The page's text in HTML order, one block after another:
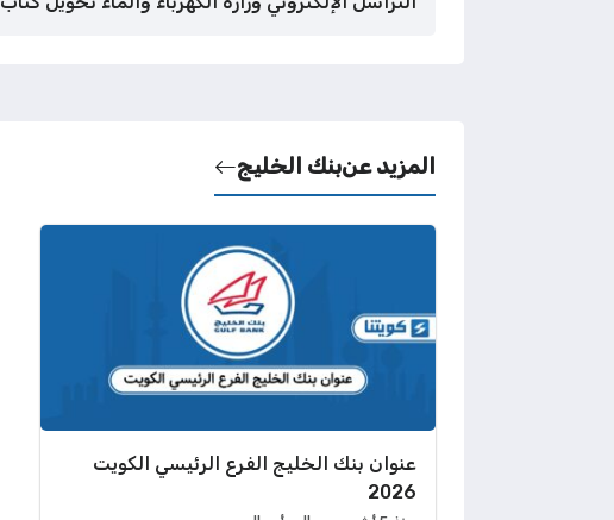
المزيد عنبنك الخليج
عنوان بنك الخليج الفرع الرئيسي الكويت
2026